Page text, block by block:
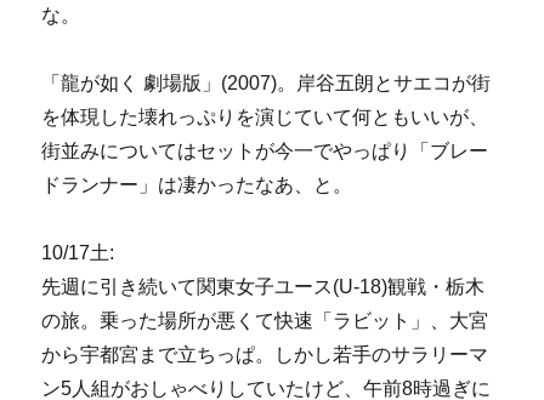
な。
「龍が如く 劇場版」(2007)。岸谷五朗とサエコが街
を体現した壊れっぷりを演じていて何ともいいが、
街並みについてはセットが今一でやっぱり「ブレー
ドランナー」は凄かったなあ、と。
10/17土:
先週に引き続いて関東女子ユース(U-18)観戦・栃木
の旅。乗った場所が悪くて快速「ラビット」、大宮
から宇都宮まで立ちっぱ。しかし若手のサラリーマ
ン5人組がおしゃべりしていたけど、午前8時過ぎに